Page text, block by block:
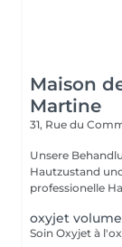
Maison
Martine
31, Rue du
Unsere
Hautzustand
professionelle
oxyjet
Soin Oxyjet à